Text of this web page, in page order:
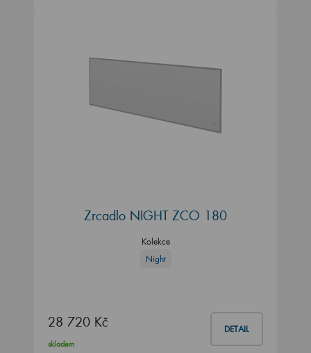
Zrcadlo NIGHT ZCO 180
Kolekce
Night
28 720 Kč DETAIL
skladem